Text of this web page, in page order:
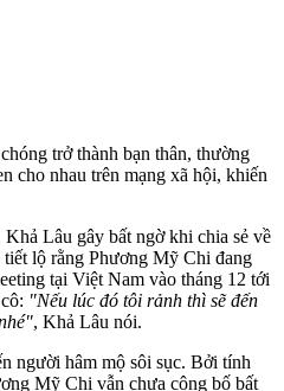
trở thành bạn thân, thường
cho nhau trên mạng xã hội, khiến
Lâu gây bất ngờ khi chia sẻ về
lộ rằng Phương Mỹ Chi đang
tại Việt Nam vào tháng 12 tới
"Nếu lúc đó tôi rảnh thì sẽ đến
, Khả Lâu nói.
người hâm mộ sôi sục. Bởi tính
Mỹ Chi vẫn chưa công bố bất